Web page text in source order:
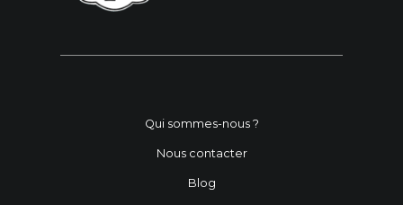
Qui sommes-nous ?
Nous contacter
Blog